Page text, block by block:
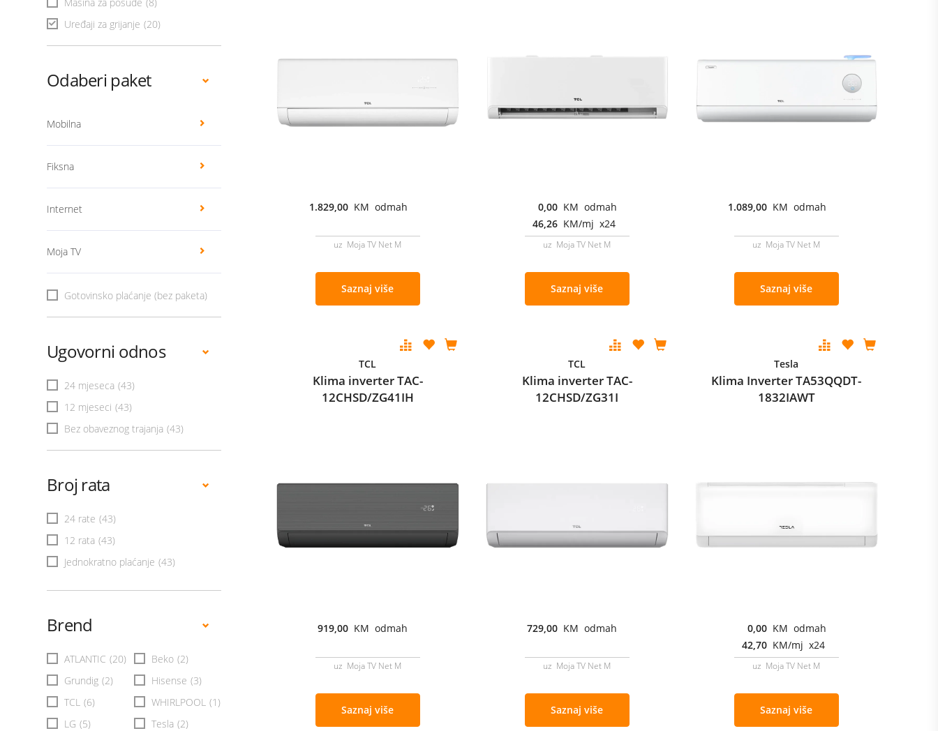
Uređaji za grijanje (20)
Odaberi paket
Mobilna
Fiksna
Internet
Moja TV
Gotovinsko plaćanje (bez paketa)
Ugovorni odnos
24 mjeseca (43)
12 mjeseci (43)
Bez obaveznog trajanja (43)
Broj rata
24 rate (43)
12 rata (43)
Jednokratno plaćanje (43)
Brend
ATLANTIC (20) Beko (2)
Grundig (2) Hisense (3)
TCL (6) WHIRLPOOL (1)
LG (5) Tesla (2)
1.829,00 KM odmah
uz Moja TV Net M
Saznaj više
0,00 KM odmah
46,26 KM/mj x24
uz Moja TV Net M
Saznaj više
1.089,00 KM odmah
uz Moja TV Net M
Saznaj više
TCL
Klima inverter TAC-
12CHSD/ZG41IH
919,00 KM odmah
uz Moja TV Net M
Saznaj više
TCL
Klima inverter TAC-
12CHSD/ZG31I
729,00 KM odmah
uz Moja TV Net M
Saznaj više
Tesla
Klima Inverter TA53QQDT-
1832IAWT
0,00 KM odmah
42,70 KM/mj x24
uz Moja TV Net M
Saznaj više